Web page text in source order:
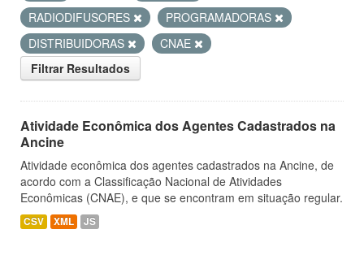
RADIODIFUSORES
PROGRAMADORAS
DISTRIBUIDORAS
CNAE
Filtrar Resultados
Atividade Econômica dos Agentes Cadastrados na
Ancine
Atividade econômica dos agentes cadastrados na Ancine, de
acordo com a Classificação Nacional de Atividades
Econômicas (CNAE), e que se encontram em situação regular.
CSV XML JS